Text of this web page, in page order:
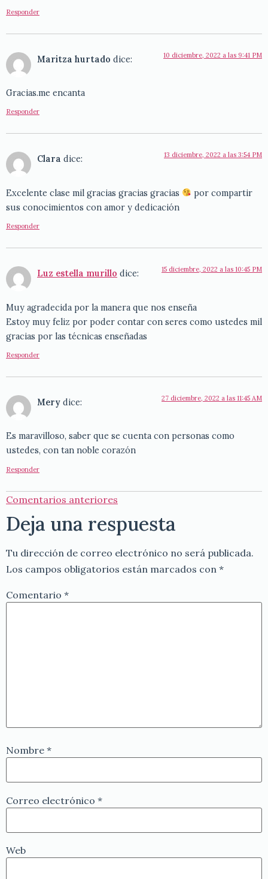
Responder
Maritza hurtado dice: 10 diciembre, 2022 a las 9:41 PM
Gracias.me encanta
Responder
Clara dice: 13 diciembre, 2022 a las 3:54 PM
Excelente clase mil gracias gracias gracias
por compartir
sus conocimientos con amor y dedicación
Responder
Luz estella murillo dice: 15 diciembre, 2022 a las 10:45 PM
Muy agradecida por la manera que nos enseña
Estoy muy feliz por poder contar con seres como ustedes mil
gracias por las técnicas enseñadas
Responder
Mery dice: 27 diciembre, 2022 a las 11:45 AM
Es maravilloso, saber que se cuenta con personas como
ustedes, con tan noble corazón
Responder
Comentarios anteriores
Deja una respuesta
Tu dirección de correo electrónico no será publicada.
Los campos obligatorios están marcados con *
Comentario *
Nombre *
Correo electrónico *
Web